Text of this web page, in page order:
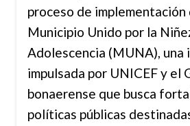
proceso de implementación
Municipio Unido por la
Adolescencia (MUNA), una
impulsada por UNICEF y el
bonaerense que busca
políticas públicas